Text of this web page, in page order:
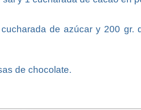
de azúcar y 200 gr.
de chocolate.